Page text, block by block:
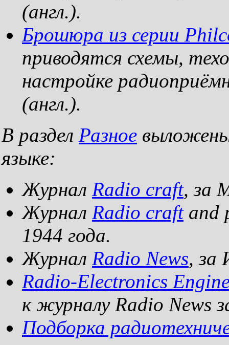
(англ.).
Брошюра из серии
приводятся схемы,
настройке
(англ.).
В раздел Разное
языке:
Журнал Radio craft, за
Журнал Radio craftand
1944 года.
Журнал Radio News, за
Radio-Electronics
к журналу Radio News
Подборка